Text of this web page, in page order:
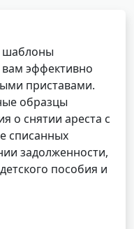
шаблоны
эффективно
приставами.
образцы
о снятии ареста с
списанных
задолженности,
пособия и